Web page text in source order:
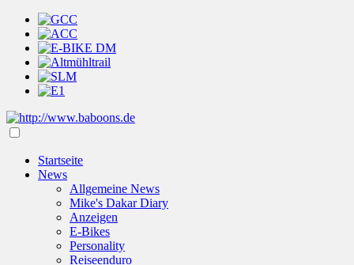
Startseite
News
Allgemeine News
Mike's Dakar Diary
Anzeigen
E-Bikes
Personality
Reiseenduro